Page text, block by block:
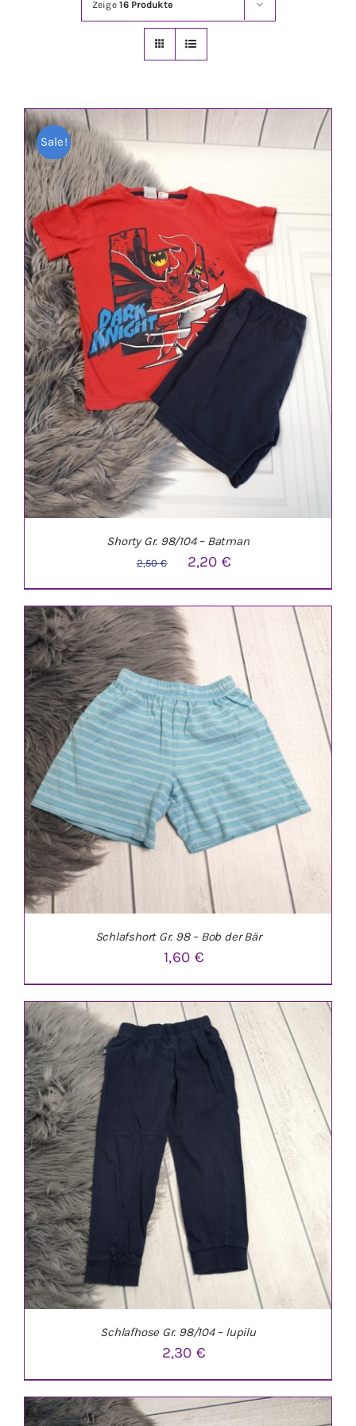
Accesoires
Schuhe / Socken
Spielzeug
Babyausstattung
Krims Krams
Zeige16 Produkte
Sale!
IN DEN WARENKORB / DETAILS
Shorty Gr. 98/104 – Batman
2,50€
Ursprünglicher
Preis
war:
2,50 €
2,20€
Preis
ist:
2,20 €.
IN DEN WARENKORB / DETAILS
Schlafshort Gr. 98 – Bob der Bär
1,60 €
Schlafhose Gr. 98/104 – lupilu
2,30€